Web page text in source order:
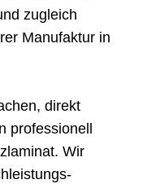
zugleich
Manufaktur in
direkt
professionell
Wir